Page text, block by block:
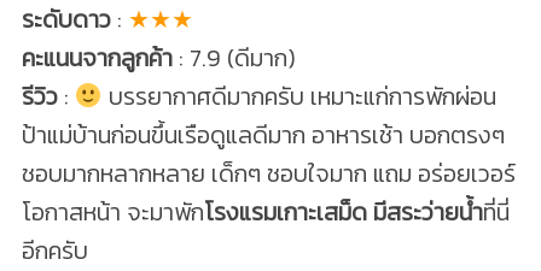
ระดับดาว: ★★★
คะแนนจากลูกค้า : 7.9 (ดีมาก)
รีวิว:
บรรยากาศดีมากครับ เหมาะแก่การพักผ่อน
ป้าแม่บ้านก่อนขึ้นเรือดูแลดีมาก อาหารเช้า บอกตรงๆ
ชอบมากหลากหลาย เด็กๆ ชอบใจมาก แถม อร่อยเวอร์
โอกาสหน้า จะมาพักโรงแรมเกาะเสม็ด มีสระว่ายน้ำที่นี่
อีกครับ